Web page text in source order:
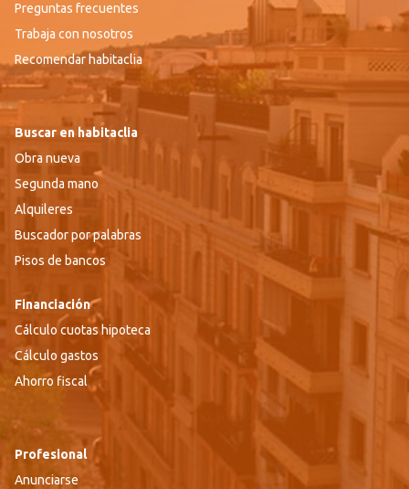
Preguntas frecuentes
Trabaja con nosotros
Recomendar habitaclia
Buscar en habitaclia
Obra nueva
Segunda mano
Alquileres
Buscador por palabras
Pisos de bancos
Financiación
Cálculo cuotas hipoteca
Cálculo gastos
Ahorro fiscal
Profesional
Anunciarse